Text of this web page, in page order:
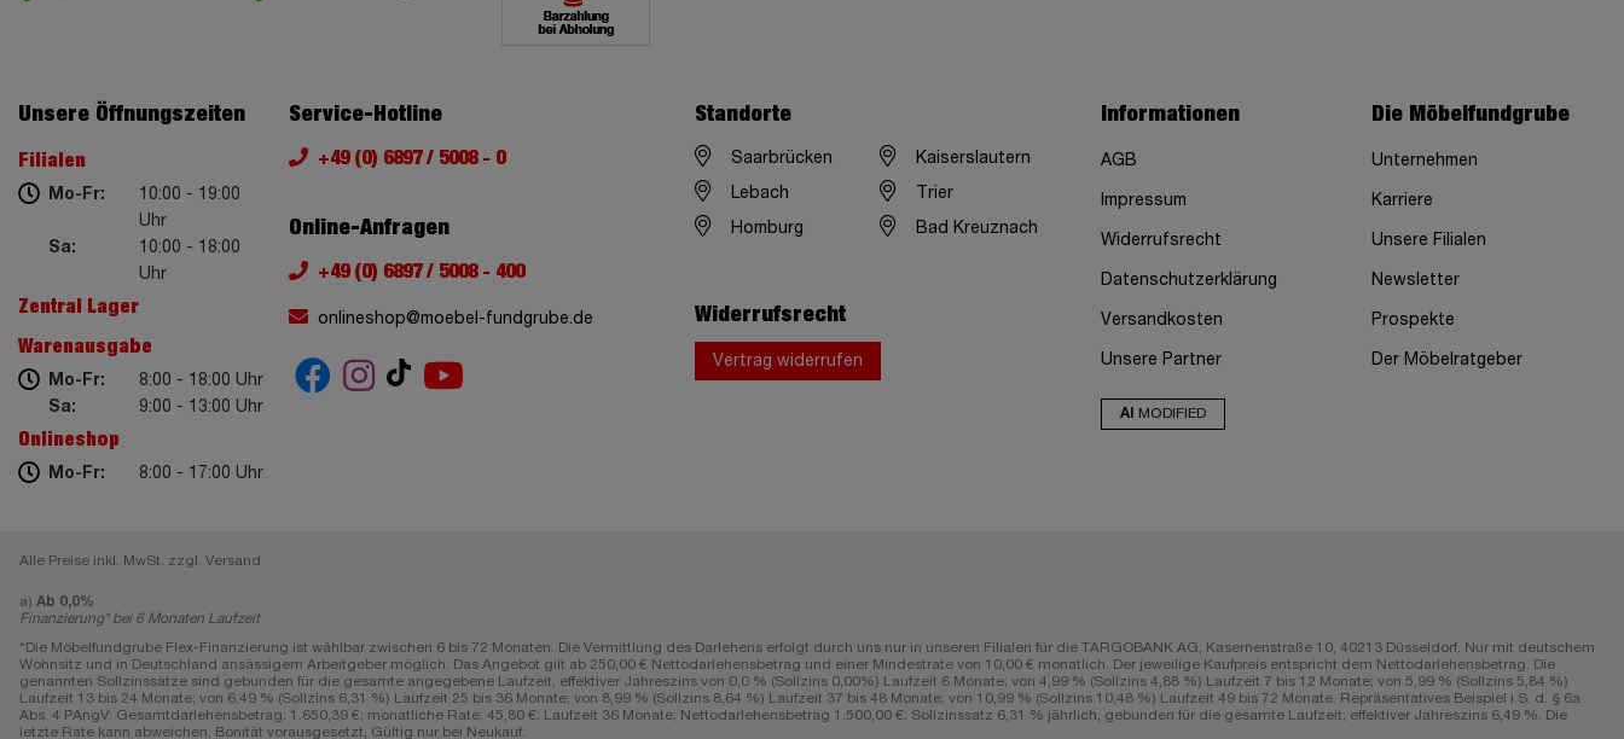
Unsere Öffnungszeiten
Filialen
Mo-Fr:
10:00 - 19:00
Uhr
Sa:
10:00 - 18:00
Uhr
Zentral Lager
Warenausgabe
Mo-Fr:
8:00 - 18:00 Uhr
Sa:
9:00 - 13:00 Uhr
Onlineshop
Mo-Fr: 8:00 - 17:00 Uhr
Service-Hotline
+49 (0) 6897 / 5008 - 0
Online-Anfragen
+49 (0) 6897 / 5008 - 400
onlineshop@moebel-fundgrube.de
Standorte
Saarbrücken Kaiserslautern
Lebach Trier
Homburg Bad Kreuznach
Widerrufsrecht
Vertrag widerrufen
Informationen
AGB
Impressum
Widerrufsrecht
Datenschutzerklärung
Versandkosten
Unsere Partner
AI MODIFIED
Die Möbelfundgrube
Unternehmen
Karriere
Unsere Filialen
Newsletter
Prospekte
Der Möbelratgeber
Alle Preise inkl. MwSt. zzgl. Versand
a) Ab 0,0%
Finanzierung* bei 6 Monaten Laufzeit
*Die Möbelfundgrube Flex-Finanzierung ist wählbar zwischen 6 bis 72 Monaten. Die Vermittlung des Darlehens erfolgt durch uns nur in unseren Filialen für die TARGOBANK AG, Kasernenstraße 10, 40213 Düsseldorf. Nur mit deutschem
Wohnsitz und in Deutschland ansässigem Arbeitgeber möglich. Das Angebot gilt ab 250,00 € Nettodarlehensbetrag und einer Mindestrate von 10,00 € monatlich. Der jeweilige Kaufpreis entspricht dem Nettodarlehensbetrag. Die
genannten Sollzinssätze sind gebunden für die gesamte angegebene Laufzeit, effektiver Jahreszins von 0,0 % (Sollzins 0,00%) Laufzeit 6 Monate; von 4,99 % (Sollzins 4,88 %) Laufzeit 7 bis 12 Monate; von 5,99 % (Sollzins 5,84 %)
Laufzeit 13 bis 24 Monate; von 6,49 % (Sollzins 6,31 %) Laufzeit 25 bis 36 Monate; von 8,99 % (Sollzins 8,64 %) Laufzeit 37 bis 48 Monate; von 10,99 % (Sollzins 10,48 %) Laufzeit 49 bis 72 Monate. Repräsentatives Beispiel i.S. d. § 6a
Abs. 4 PAngV: Gesamtdarlehensbetrag: 1.650,39 €; monatliche Rate: 45,80 €; Laufzeit 36 Monate; Nettodarlehensbetrag 1.500,00 €; Sollzinssatz 6,31 % jährlich, gebunden für die gesamte Laufzeit; effektiver Jahreszins 6,49 %. Die
letzte Rate kann abweichen. Bonität vorausgesetzt, Gültig nur bei Neukauf.